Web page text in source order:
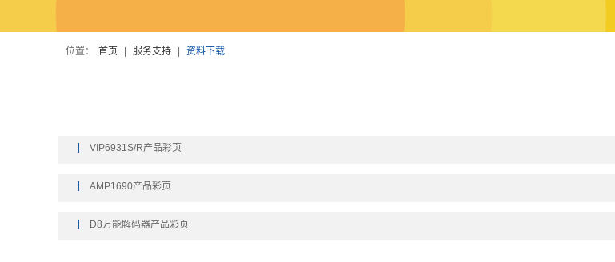
位置： 首页 服务支持 资料下载
VIP6931S/R产品彩页
AMP1690产品彩页
D8万能解码器产品彩页